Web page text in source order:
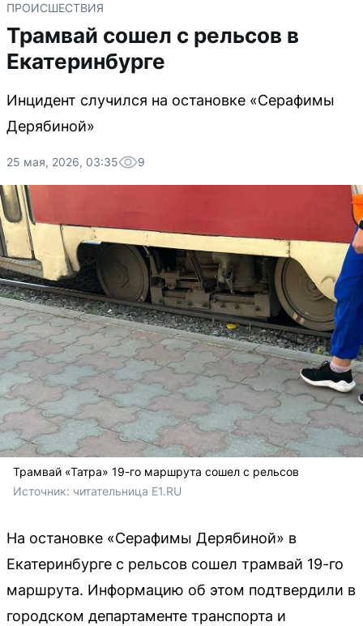
ПРОИСШЕСТВИЯ
Трамвай сошел с рельсов в
Екатеринбурге
Инцидент случился на остановке «Серафимы
Дерябиной»
25 мая, 2026, 03:35 9
Трамвай «Татра» 19-го маршрута сошел с рельсов
Источник: читательница E1.RU
На остановке «Серафимы Дерябиной» в
Екатеринбурге с рельсов сошел трамвай 19-го
маршрута. Информацию об этом подтвердили в
городском департаменте транспорта и